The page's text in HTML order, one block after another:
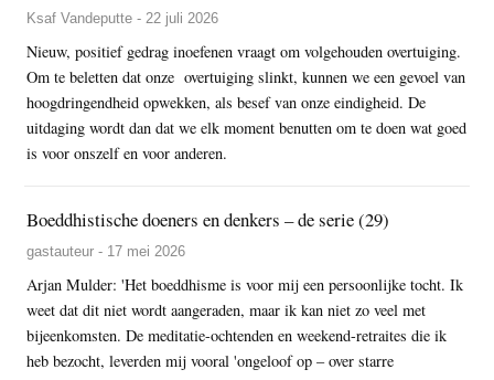
Ksaf Vandeputte - 22 juli 2026
Nieuw, positief gedrag inoefenen vraagt om volgehouden overtuiging.
Om te beletten dat onze overtuiging slinkt, kunnen we een gevoel van
hoogdringendheid opwekken, als besef van onze eindigheid. De
uitdaging wordt dan dat we elk moment benutten om te doen wat goed
is voor onszelf en voor anderen.
Boeddhistische doeners en denkers – de serie (29)
gastauteur - 17 mei 2026
Arjan Mulder: 'Het boeddhisme is voor mij een persoonlijke tocht. Ik
weet dat dit niet wordt aangeraden, maar ik kan niet zo veel met
bijeenkomsten. De meditatie-ochtenden en weekend-retraites die ik
heb bezocht, leverden mij vooral 'ongeloof op – over starre